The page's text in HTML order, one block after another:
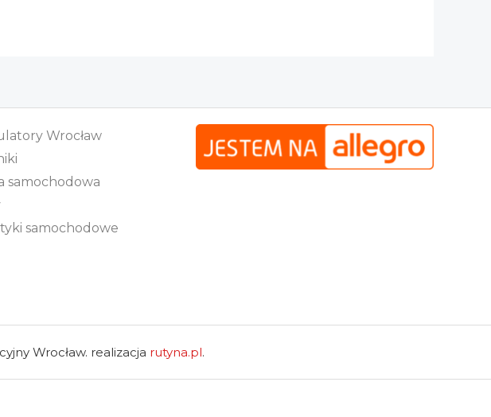
Wrocław
samochodowa
samochodowe
Wrocław. realizacja rutyna.pl.